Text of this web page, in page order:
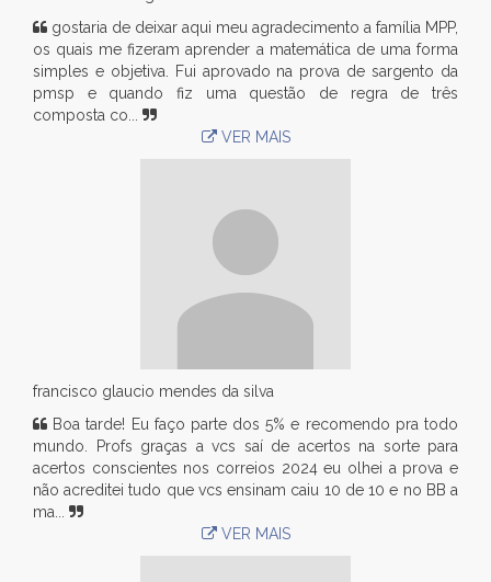
gostaria de deixar aqui meu agradecimento a família MPP,
os quais me fizeram aprender a matemática de uma forma
simples e objetiva. Fui aprovado na prova de sargento da
pmsp e quando fiz uma questão de regra de três
composta co...
VER MAIS
francisco glaucio mendes da silva
Boa tarde! Eu faço parte dos 5% e recomendo pra todo
mundo. Profs graças a vcs saí de acertos na sorte para
acertos conscientes nos correios 2024 eu olhei a prova e
não acreditei tudo que vcs ensinam caiu 10 de 10 e no BB a
ma...
VER MAIS